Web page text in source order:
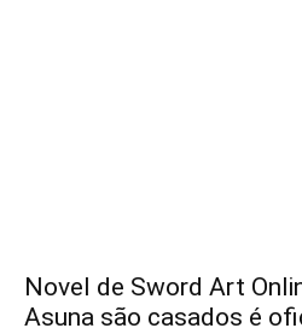
Novel de Sword Art
Asuna são casados é